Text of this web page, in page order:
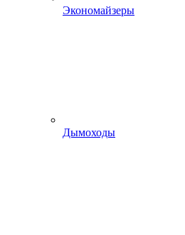
Экономайзеры
Дымоходы